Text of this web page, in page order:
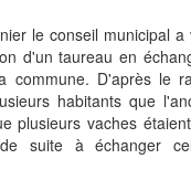
le conseil municipal
d'un taureau en
commune. D'après le
habitants que
plusieurs vaches
suite à échanger